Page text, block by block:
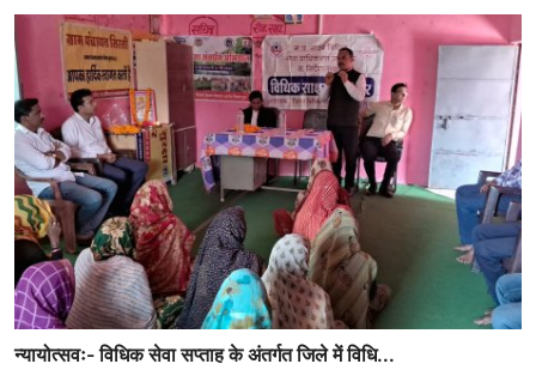
न्यायोत्सवः- विधिक सेवा सप्ताह के अंतर्गत जिले में विधि...